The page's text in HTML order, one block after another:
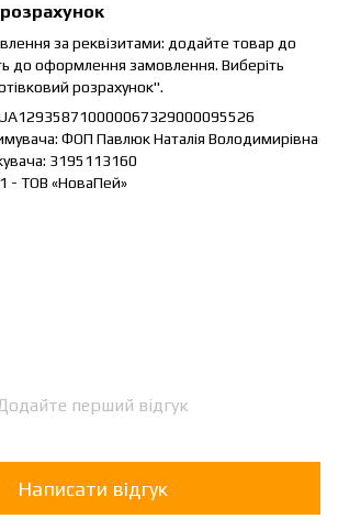
за реквізитами: додайте товар до
до оформлення замовлення. Виберіть
розрахунок".
UA129358710000067329000095526
ФОП Павлюк Наталія Володимирівна
3195113160
- ТОВ «НоваПей»
перший відгук
Написати відгук